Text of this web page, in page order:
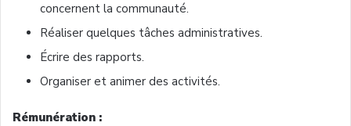
concernent la communauté.
Réaliser quelques tâches administratives.
Écrire des rapports.
Organiser et animer des activités.
Rémunération :